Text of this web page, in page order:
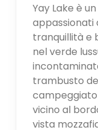
Yay Lake è
appassionati
tranquillità e
nel verde
trambusto
vicino al
vista